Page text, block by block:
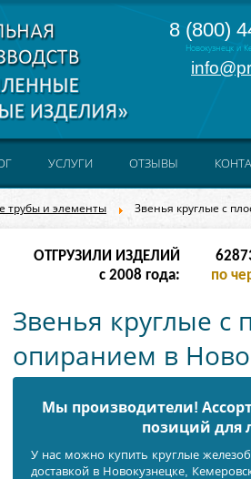
8 (800)
Новокузнецк и
трубы и элементы Звенья круглые с
УСЛУГИ ОТЗЫВЫ
ОТГРУЗИЛИ ИЗДЕЛИЙ
с 2008 года:
по
Звенья круглые с
опиранием в
Мы производители!
позиций для
У нас можно купить круглые
доставкой в Новокузнецке,